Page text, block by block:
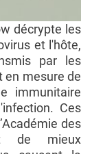
décrypte les
et l'hôte,
par les
en mesure de
immunitaire
Ces
des
de mieux